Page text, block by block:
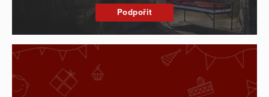
Podpořit